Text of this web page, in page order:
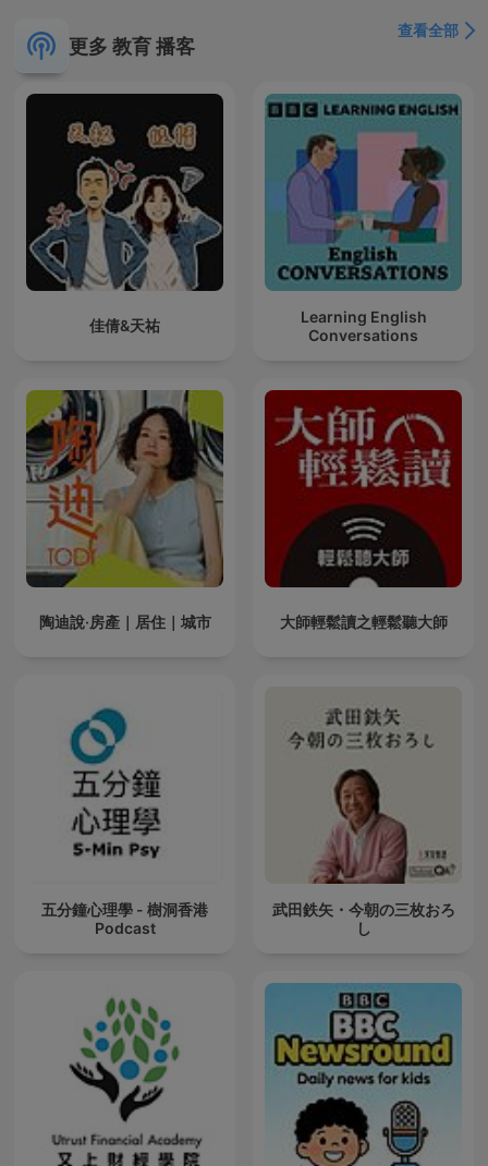
更多 教育 播客
查看全部
佳倩&天祐
Learning English
Conversations
陶迪說·房產｜居住｜城市 大師輕鬆讀之輕鬆聽大師
五分鐘心理學 - 樹洞香港
Podcast
武田鉄矢・今朝の三枚おろ
し